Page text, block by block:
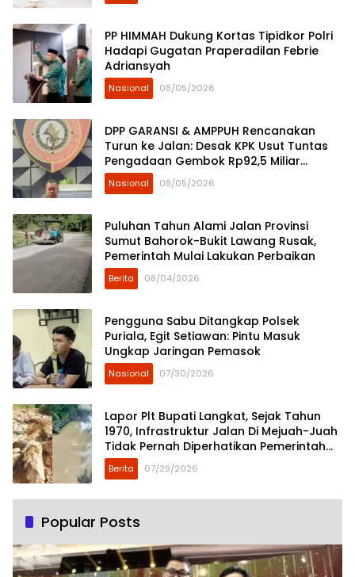
PP HIMMAH Dukung Kortas Tipidkor Polri
Hadapi Gugatan Praperadilan Febrie
Adriansyah
Nasional 08/05/2026
DPP GARANSI & AMPPUH Rencanakan
Turun ke Jalan: Desak KPK Usut Tuntas
Pengadaan Gembok Rp92,5 Miliar
Ditjenpas
Nasional 08/05/2026
Puluhan Tahun Alami Jalan Provinsi
Sumut Bahorok-Bukit Lawang Rusak,
Pemerintah Mulai Lakukan Perbaikan
Berita 08/04/2026
Pengguna Sabu Ditangkap Polsek
Puriala, Egit Setiawan: Pintu Masuk
Ungkap Jaringan Pemasok
Nasional 07/30/2026
Lapor Plt Bupati Langkat, Sejak Tahun
1970, Infrastruktur Jalan Di Mejuah-Juah
Tidak Pernah Diperhatikan Pemerintah
Kabupaten Langkat
Berita 07/29/2026
Popular Posts